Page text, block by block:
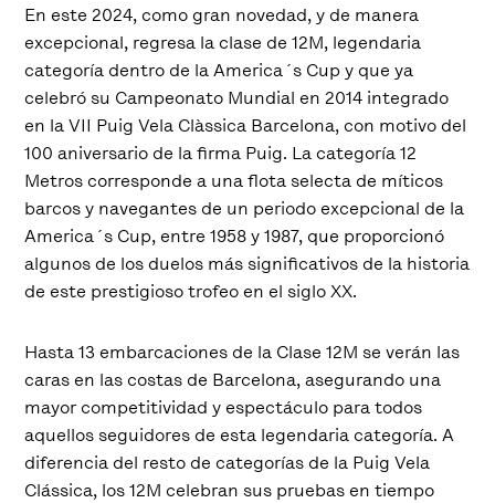
En este 2024, como gran novedad, y de manera
excepcional, regresa la clase de 12M, legendaria
categoría dentro de la America´s Cup y que ya
celebró su Campeonato Mundial en 2014 integrado
en la VII Puig Vela Clàssica Barcelona, con motivo del
100 aniversario de la firma Puig. La categoría 12
Metros corresponde a una flota selecta de míticos
barcos y navegantes de un periodo excepcional de la
America´s Cup, entre 1958 y 1987, que proporcionó
algunos de los duelos más significativos de la historia
de este prestigioso trofeo en el siglo XX.
Hasta 13 embarcaciones de la Clase 12M se verán las
caras en las costas de Barcelona, asegurando una
mayor competitividad y espectáculo para todos
aquellos seguidores de esta legendaria categoría. A
diferencia del resto de categorías de la Puig Vela
Clássica, los 12M celebran sus pruebas en tiempo